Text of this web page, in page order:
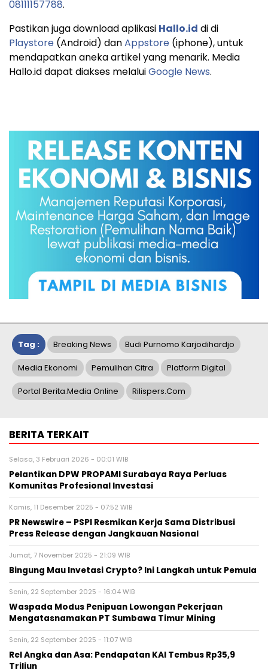
08111157788.
Pastikan juga download aplikasi Hallo.id di di
Playstore (Android) danAppstore (iphone), untuk
mendapatkan aneka artikel yang menarik. Media
Hallo.id dapat diakses melaluiGoogle News.
Tag : Breaking News Budi Purnomo Karjodihardjo
Media Ekonomi Pemulihan Citra Platform Digital
Portal Berita.media Online Rilispers.com
BERITA TERKAIT
Selasa, 3 Februari 2026 - 00:01 WIB
Pelantikan DPW PROPAMI Surabaya Raya Perluas
Komunitas Profesional Investasi
Kamis, 11 Desember 2025 - 07:52 WIB
PR Newswire – PSPI Resmikan Kerja Sama Distribusi
Press Release dengan Jangkauan Nasional
Jumat, 7 November 2025 - 21:09 WIB
Bingung Mau Invetasi Crypto? Ini Langkah untuk Pemula
Senin, 22 September 2025 - 16:04 WIB
Waspada Modus Penipuan Lowongan Pekerjaan
Mengatasnamakan PT Sumbawa Timur Mining
Senin, 22 September 2025 - 11:07 WIB
Rel Angka dan Asa: Pendapatan KAI Tembus Rp35,9
Triliun